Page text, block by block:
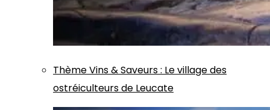
ThèmeVins & Saveurs: Le village des
ostréiculteurs de Leucate